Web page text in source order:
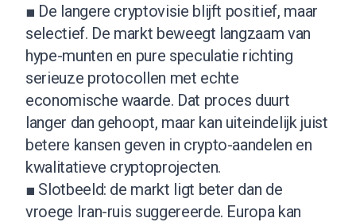
■ De langere cryptovisie blijft positief, maar
selectief. De markt beweegt langzaam van
hype-munten en pure speculatie richting
serieuze protocollen met echte
economische waarde. Dat proces duurt
langer dan gehoopt, maar kan uiteindelijk juist
betere kansen geven in crypto-aandelen en
kwalitatieve cryptoprojecten.
■ Slotbeeld: de markt ligt beter dan de
vroege Iran-ruis suggereerde. Europa kan